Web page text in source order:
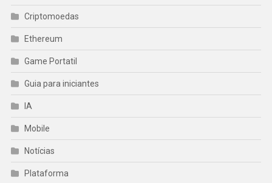
Criptomoedas
Ethereum
Game Portatil
Guia para iniciantes
IA
Mobile
Notícias
Plataforma